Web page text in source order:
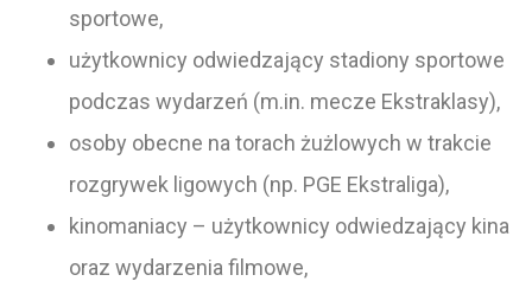
sportowe,
użytkownicy odwiedzający stadiony sportowe
podczas wydarzeń (m.in. mecze Ekstraklasy),
osoby obecne na torach żużlowych w trakcie
rozgrywek ligowych (np. PGE Ekstraliga),
kinomaniacy – użytkownicy odwiedzający kina
oraz wydarzenia filmowe,